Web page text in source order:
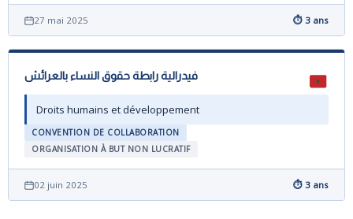
27 mai 2025 ⏱ 3 ans
فيدرالية رابطة حقوق النساء بالعرائش
Droits humains et développement
CONVENTION DE COLLABORATION
ORGANISATION À BUT NON LUCRATIF
02 juin 2025 ⏱ 3 ans